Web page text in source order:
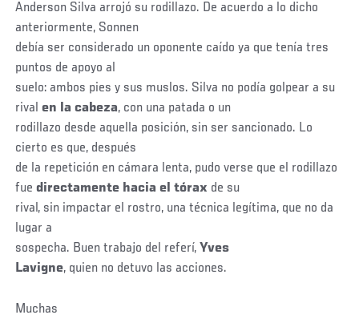
Anderson Silva arrojó su rodillazo. De acuerdo a lo dicho
anteriormente, Sonnen
debía ser considerado un oponente caído ya que tenía tres
puntos de apoyo al
suelo: ambos pies y sus muslos. Silva no podía golpear a su
rivalen la cabeza, con una patada o un
rodillazo desde aquella posición, sin ser sancionado. Lo
cierto es que, después
de la repetición en cámara lenta, pudo verse que el rodillazo
fuedirectamente hacia el tórax de su
rival, sin impactar el rostro, una técnica legítima, que no da
lugar a
sospecha. Buen trabajo del referí, Yves
Lavigne, quien no detuvo las acciones.
Muchas